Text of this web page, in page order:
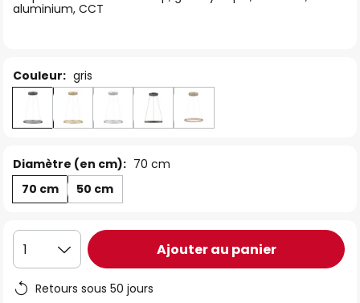
the
aluminium, CCT
Couleur: gris
Diamètre (en cm): 70 cm
70 cm
50 cm
1 Ajouter au panier
Retours sous 50 jours